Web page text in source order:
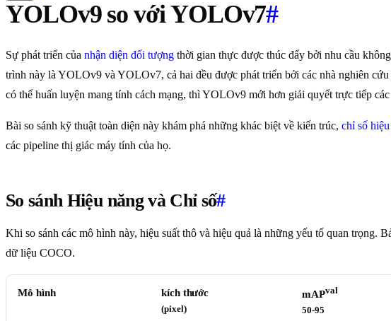
YOLOv9 so với YOLOv7#
Sự phát triển của nhận diện đối tượng thời gian thực được thúc đẩy bởi nhu cầu
trình này là YOLOv9 và YOLOv7, cả hai đều được phát triển bởi các nhà nghiên
có thể huấn luyện mang tính cách mạng, thì YOLOv9 mới hơn giải quyết trực tiếp
Bài so sánh kỹ thuật toàn diện này khám phá những khác biệt về kiến trúc, chỉ số hiệu
các pipeline thị giác máy tính của họ.
So sánh Hiệu năng và Chỉ số#
Khi so sánh các mô hình này, hiệu suất thô và hiệu quả là những yếu tố quan trọng.
dữ liệu COCO.
Mô hình kích thước
(pixel)
mAPval
50-95